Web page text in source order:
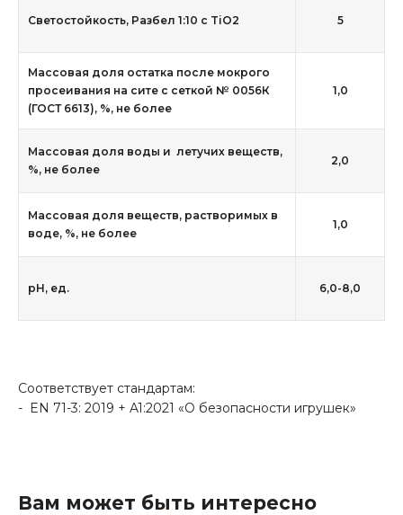
Светостойкость, Разбел 1:10 с TiO2 5
Массовая доля остатка после мокрого
просеивания на сите с сеткой № 0056К
(ГОСТ 6613), %, не более
1,0
Массовая доля воды и летучих веществ,
%, не более
2,0
Массовая доля веществ, растворимых в
воде, %, не более
1,0
рН, ед. 6,0-8,0
Соответствует стандартам:
- EN 71-3: 2019 + A1:2021 «О безопасности игрушек»
Вам может быть интересно